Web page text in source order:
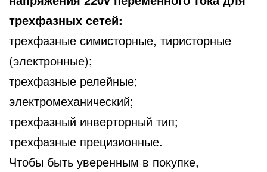
трехфазных сетей:
трехфазные симисторные, тиристорные
(электронные);
трехфазные релейные;
электромеханический;
трехфазный инверторный тип;
трехфазные прецизионные.
Чтобы быть уверенным в покупке,